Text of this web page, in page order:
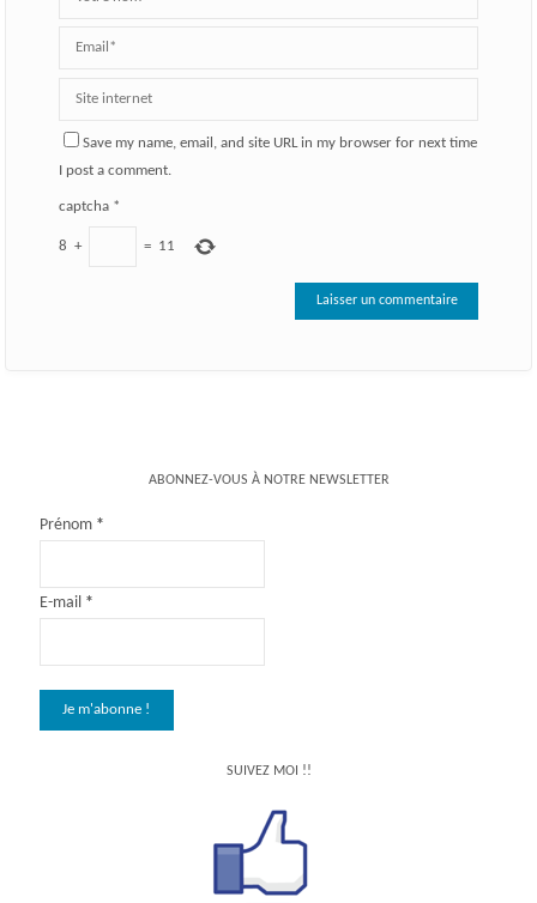
Save my name, email, and site URL in my browser for next time
I post a comment.
captcha*
8 + = 11
ABONNEZ-VOUS À NOTRE NEWSLETTER
Prénom *
E-mail *
SUIVEZ MOI !!